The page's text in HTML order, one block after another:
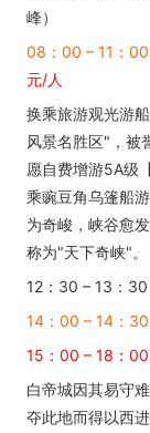
峰）
08：00 – 11：
元/人
换乘旅游观光游
风景名胜区"，被
愿自费增游5A级
乘豌豆角乌篷船
为奇峻，峡谷愈
称为"天下奇峡"。
12：30 – 13：
14：00 – 14：
15：00 – 18：
白帝城因其易守
夺此地而得以西